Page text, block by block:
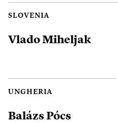
SLOVENIA
Vlado Miheljak
UNGHERIA
Balázs Pócs